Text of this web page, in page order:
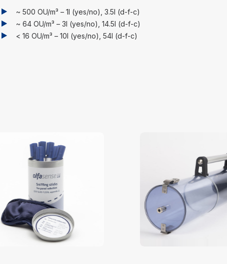
~ 500 OU/m³ – 1l (yes/no), 3.5l (d-f-c)
~ 64 OU/m³ – 3l (yes/no), 14.5l (d-f-c)
< 16 OU/m³ – 10l (yes/no), 54l (d-f-c)